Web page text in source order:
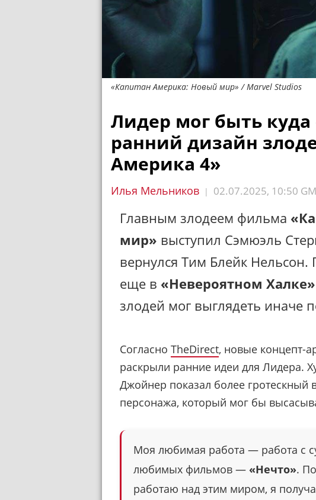
«Капитан Америка: Новый мир» / Marvel Studios
Лидер мог быть куда
ранний дизайн
Америка 4»
Илья Мельников | 02.07.2025, 10:50
Главным злодеем фильма
мир» выступил Сэмюэль
вернулся Тим Блейк
еще в «Невероятном Халке»
злодей мог выглядеть иначе
Согласно TheDirect, новые концепт-
раскрыли ранние идеи для Лидера.
Джойнер показал более гротескный
персонажа, который мог бы
Моя любимая работа — работа с
любимых фильмов — «Нечто».
работаю над этим миром, я